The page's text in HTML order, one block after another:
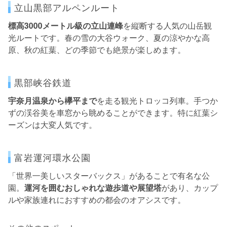
立山黒部アルペンルート
標高3000メートル級の立山連峰を縦断する人気の山岳観
光ルートです。春の雪の大谷ウォーク、夏の涼やかな高
原、秋の紅葉、どの季節でも絶景が楽しめます。
黒部峡谷鉄道
宇奈月温泉から欅平までを走る観光トロッコ列車。手つか
ずの渓谷美を車窓から眺めることができます。特に紅葉シ
ーズンは大変人気です。
富岩運河環水公園
「世界一美しいスターバックス」があることで有名な公
園。 運河を囲むおしゃれな遊歩道や展望塔があり、カップ
ルや家族連れにおすすめの都会のオアシスです。